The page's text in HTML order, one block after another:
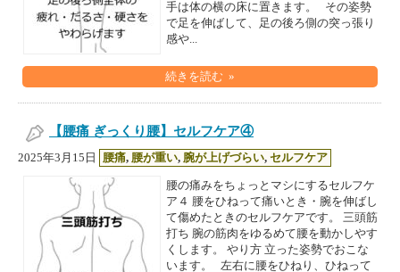
手は体の横の床に置きます。 その姿勢
で足を伸ばして、足の後ろ側の突っ張り
感や...
続きを読む »
【腰痛 ぎっくり腰】セルフケア④
2025年3月15日 腰痛, 腰が重い, 腕が上げづらい, セルフケア
腰の痛みをちょっとマシにするセルフケ
ア４ 腰をひねって痛いとき・腕を伸ばし
て傷めたときのセルフケアです。 三頭筋
打ち 腕の筋肉をゆるめて腰を動かしやす
くします。 やり方 立った姿勢でおこな
います。 左右に腰をひねり、ひねって